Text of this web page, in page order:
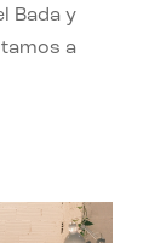
Bada y
a